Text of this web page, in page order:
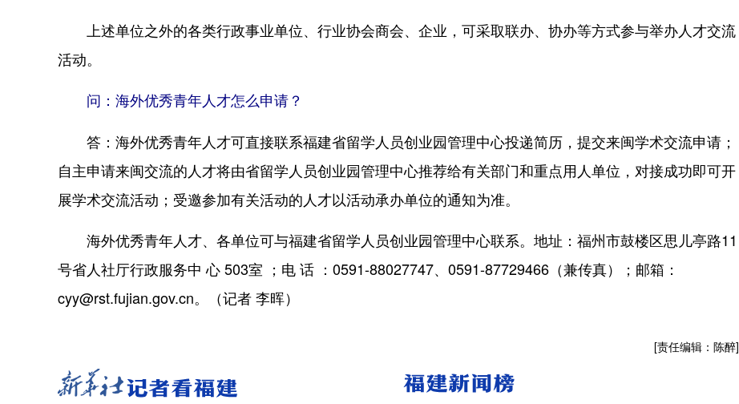
上述单位之外的各类行政事业单位、行业协会商会、企业，可采取联办、协办等方式参与举办人才交流
活动。
问：海外优秀青年人才怎么申请？
答：海外优秀青年人才可直接联系福建省留学人员创业园管理中心投递简历，提交来闽学术交流申请；
自主申请来闽交流的人才将由省留学人员创业园管理中心推荐给有关部门和重点用人单位，对接成功即可开
展学术交流活动；受邀参加有关活动的人才以活动承办单位的通知为准。
海外优秀青年人才、各单位可与福建省留学人员创业园管理中心联系。地址：福州市鼓楼区思儿亭路11
号省人社厅行政服务中 心 503室 ；电 话 ：0591-88027747、0591-87729466（兼传真）；邮箱：
cyy@rst.fujian.gov.cn。（记者 李晖）
[责任编辑：陈醉]